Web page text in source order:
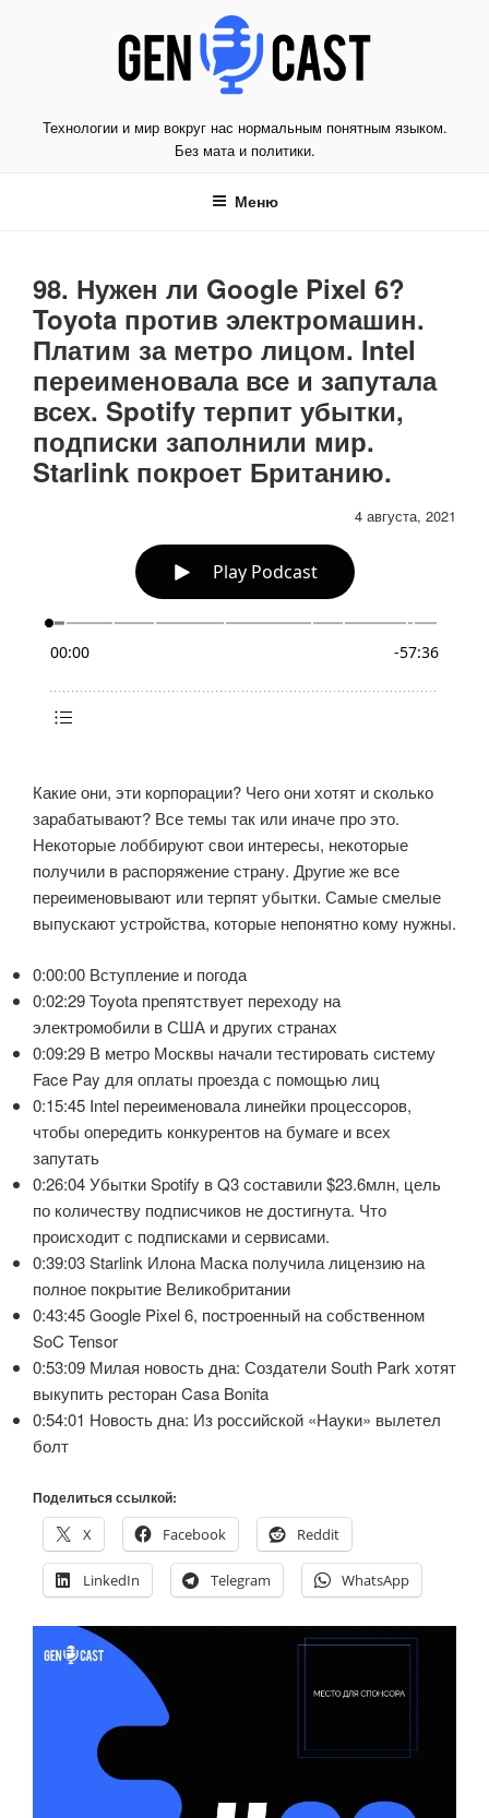
Технологии и мир вокруг нас нормальным понятным языком.
Без мата и политики.
Меню
98. Нужен ли Google Pixel 6?
Toyota против электромашин.
Платим за метро лицом. Intel
переименовала все и запутала
всех. Spotify терпит убытки,
подписки заполнили мир.
Starlink покроет Британию.
4 августа, 2021
Какие они, эти корпорации? Чего они хотят и сколько
зарабатывают? Все темы так или иначе про это.
Некоторые лоббируют свои интересы, некоторые
получили в распоряжение страну. Другие же все
переименовывают или терпят убытки. Самые смелые
выпускают устройства, которые непонятно кому нужны.
0:00:00 Вступление и погода
0:02:29 Toyota препятствует переходу на
электромобили в США и других странах
0:09:29 В метро Москвы начали тестировать систему
Face Pay для оплаты проезда с помощью лиц
0:15:45 Intel переименовала линейки процессоров,
чтобы опередить конкурентов на бумаге и всех
запутать
0:26:04 Убытки Spotify в Q3 составили $23.6млн, цель
по количеству подписчиков не достигнута. Что
происходит с подписками и сервисами.
0:39:03 Starlink Илона Маска получила лицензию на
полное покрытие Великобритании
0:43:45 Google Pixel 6, построенный на собственном
SoC Tensor
0:53:09 Милая новость дна: Создатели South Park хотят
выкупить ресторан Casa Bonita
0:54:01 Новость дна: Из российской «Науки» вылетел
болт
Поделиться ссылкой:
X
Facebook Reddit
LinkedIn Telegram WhatsApp